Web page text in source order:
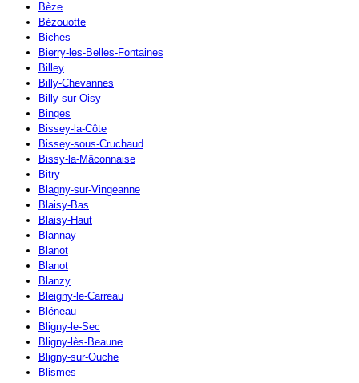
Bèze
Bézouotte
Biches
Bierry-les-Belles-Fontaines
Billey
Billy-Chevannes
Billy-sur-Oisy
Binges
Bissey-la-Côte
Bissey-sous-Cruchaud
Bissy-la-Mâconnaise
Bitry
Blagny-sur-Vingeanne
Blaisy-Bas
Blaisy-Haut
Blannay
Blanot
Blanot
Blanzy
Bleigny-le-Carreau
Bléneau
Bligny-le-Sec
Bligny-lès-Beaune
Bligny-sur-Ouche
Blismes